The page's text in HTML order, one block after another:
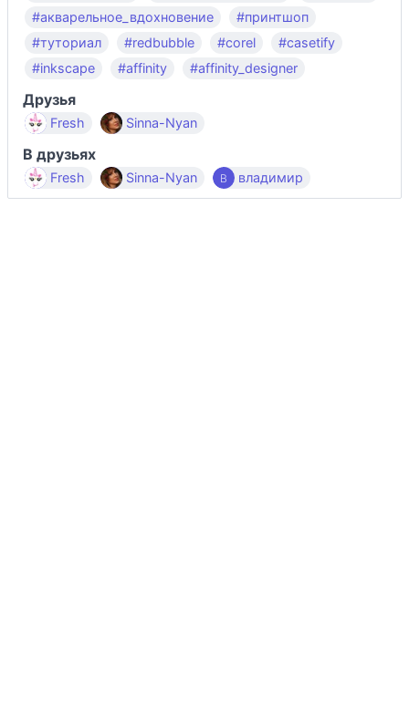
#акварельное_вдохновение
#принтшоп
#туториал
#redbubble #corel
#casetify
#inkscape
#affinity #affinity_designer
Друзья
Fresh Sinna-Nyan
В друзьях
Fresh Sinna-Nyan владимир